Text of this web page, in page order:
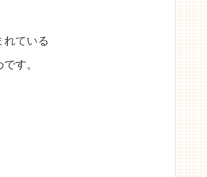
れている
す。